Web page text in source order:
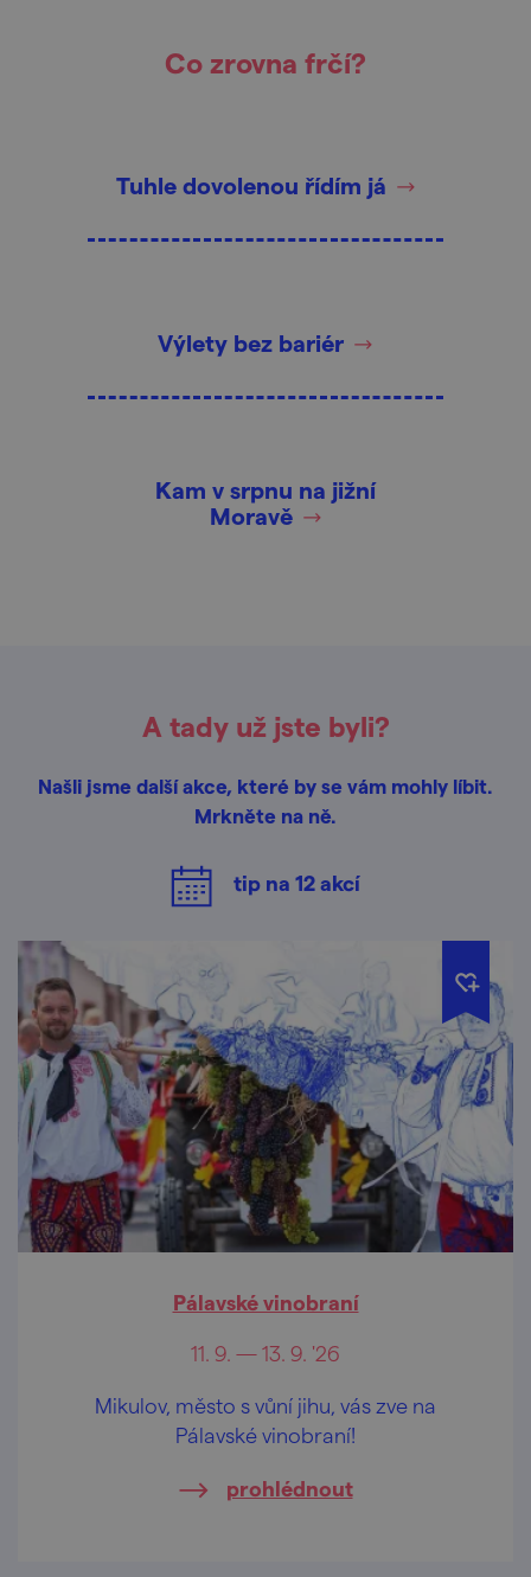
Co zrovna frčí?
Tuhle dovolenou řídím já
Výlety bez bariér
Kam v srpnu na jižní
Moravě
A tady už jste byli?
Našli jsme další akce, které by se vám mohly líbit.
Mrkněte na ně.
tip na 12akcí
Pálavské vinobraní
11. 9. — 13. 9. '26
Mikulov, město s vůní jihu, vás zve na
Pálavské vinobraní!
prohlédnout